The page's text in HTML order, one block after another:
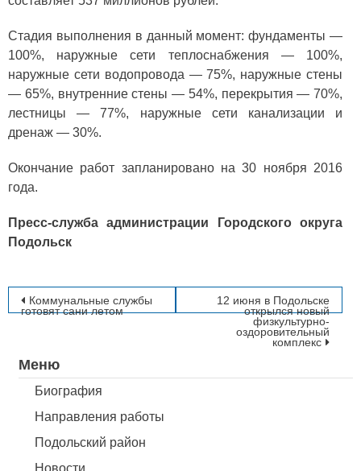
Стадия выполнения в данный момент: фундаменты —
100%, наружные сети теплоснабжения — 100%,
наружные сети водопровода — 75%, наружные стены
— 65%, внутренние стены — 54%, перекрытия — 70%,
лестницы — 77%, наружные сети канализации и
дренаж — 30%.
Окончание работ запланировано на 30 ноября 2016
года.
Пресс-служба администрации Городского округа
Подольск
Навигация
записям
Коммунальные службы
готовят сани летом
12 июня в Подольске
открылся новый
физкультурно-
оздоровительный
комплекс
Меню
Биография
Направления работы
Подольский район
Новости